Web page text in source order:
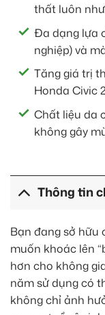
thất luôn
Đa dạng lựa
nghiệp) và
Tăng giá trị
Honda Civic
Chất liệu da
không gây
Thông tin
Bạn đang sở hữu
muốn khoác lên
hơn cho không
năm sử dụng có
không chỉ ảnh